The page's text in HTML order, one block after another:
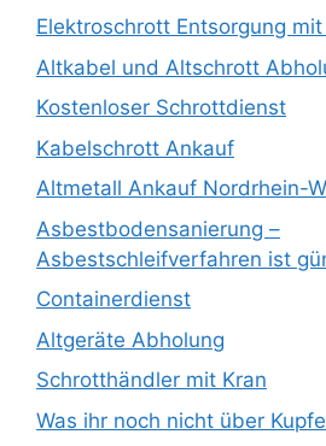
Elektroschrott Entsorgung
Altkabel und Altschrott
Kostenloser Schrottdienst
Kabelschrott Ankauf
Altmetall Ankauf Nordrhein-
Asbestbodensanierung –
Asbestschleifverfahren ist
Containerdienst
Altgeräte Abholung
Schrotthändler mit Kran
Was ihr noch nicht über